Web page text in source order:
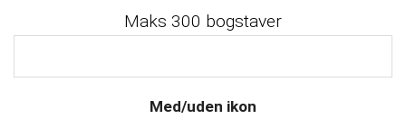
Maks 300 bogstaver
Med/uden ikon